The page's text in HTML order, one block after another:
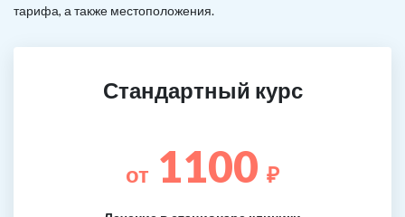
тарифа, а также местоположения.
Стандартный курс
от 1100 ₽